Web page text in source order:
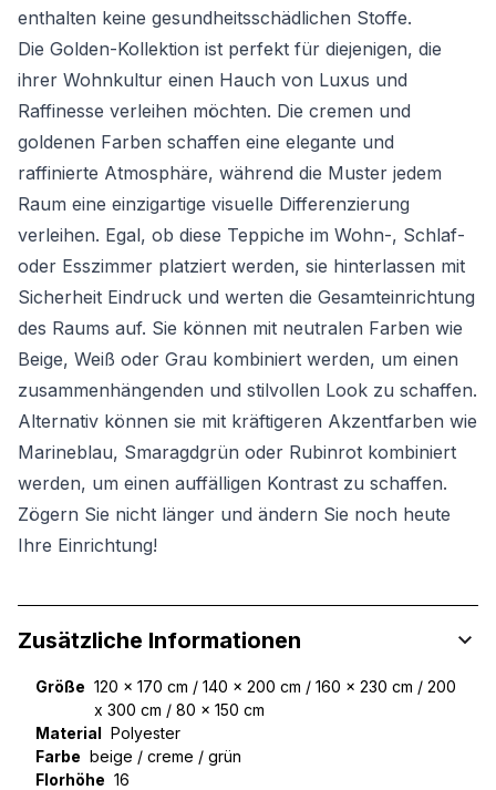
enthalten keine gesundheitsschädlichen Stoffe.
Die Golden-Kollektion ist perfekt für diejenigen, die
ihrer Wohnkultur einen Hauch von Luxus und
Raffinesse verleihen möchten. Die cremen und
goldenen Farben schaffen eine elegante und
raffinierte Atmosphäre, während die Muster jedem
Raum eine einzigartige visuelle Differenzierung
verleihen. Egal, ob diese Teppiche im Wohn-, Schlaf-
oder Esszimmer platziert werden, sie hinterlassen mit
Sicherheit Eindruck und werten die Gesamteinrichtung
des Raums auf. Sie können mit neutralen Farben wie
Beige, Weiß oder Grau kombiniert werden, um einen
zusammenhängenden und stilvollen Look zu schaffen.
Alternativ können sie mit kräftigeren Akzentfarben wie
Marineblau, Smaragdgrün oder Rubinrot kombiniert
werden, um einen auffälligen Kontrast zu schaffen.
Zögern Sie nicht länger und ändern Sie noch heute
Ihre Einrichtung!
Zusätzliche Informationen
Größe 120 x 170 cm / 140 x 200 cm / 160 x 230 cm / 200
x 300 cm / 80 x 150 cm
Material Polyester
Farbe beige / creme / grün
Florhöhe 16